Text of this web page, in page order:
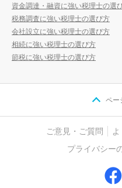
資金調達・融資に強い税理士の選
税務調査に強い税理士の選び方
会社設立に強い税理士の選び方
相続に強い税理士の選び方
節税に強い税理士の選び方
ペー
ご意見・ご質問
プライバシー